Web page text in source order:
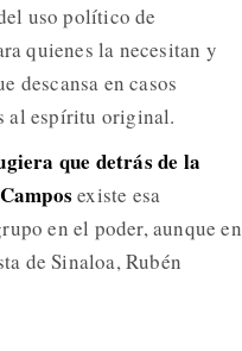
uso político de
quienes la necesitan y
descansa en casos
al espíritu original.
que detrás de la
existe esa
en el poder, aunque en
de Sinaloa, Rubén